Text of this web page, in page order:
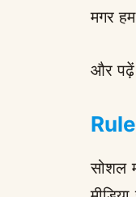
मगर
और
Rule
सोशल